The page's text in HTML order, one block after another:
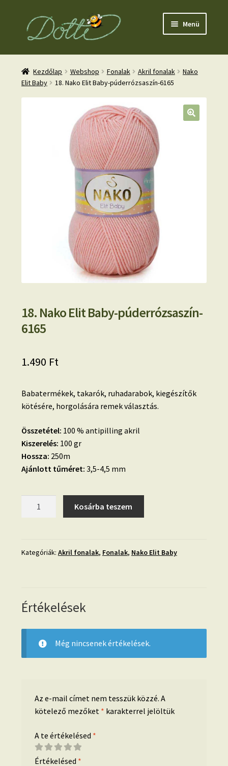
Ugrás
Kilépés
Menü
Kezdőlap Webshop Fonalak Akril fonalak
Nako
Elit Baby
18. Nako Elit Baby-púderrózsaszín-6165
18. Nako Elit Baby-púderrózsaszín-
6165
1.490 Ft
Babatermékek, takarók, ruhadarabok, kiegészítők
kötésére, horgolására remek választás.
Összetétel: 100 % antipilling akril
Kiszerelés: 100 gr
Hossza: 250m
Ajánlott tűméret: 3,5-4,5 mm
púderrózsaszín-
Kosárba teszem
Kategóriák: Akril fonalak, Fonalak, Nako Elit Baby
Értékelések
Még nincsenek értékelések.
Az e-mail címet nem tesszük közzé. A
kötelező mezőket * karakterrel jelöltük
A te értékelésed *
Értékelésed *